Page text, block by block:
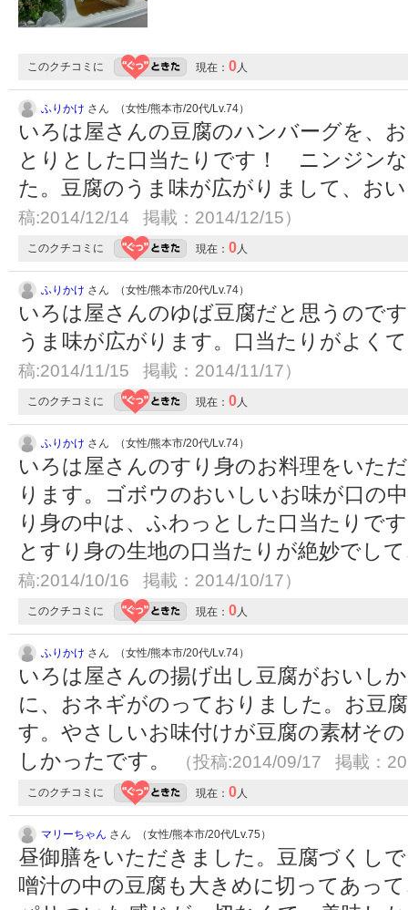
このクチコミに 現在： 0人
ふりかけ さん （女性/熊本市/20代/Lv.74）
いろは屋さんの豆腐のハンバーグを、
とりとした口当たりです！ ニンジン
た。豆腐のうま味が広がりまして、お
稿:2014/12/14 掲載：2014/12/15）
このクチコミに 現在： 0人
ふりかけ さん （女性/熊本市/20代/Lv.74）
いろは屋さんのゆば豆腐だと思うので
うま味が広がります。口当たりがよく
稿:2014/11/15 掲載：2014/11/17）
このクチコミに 現在： 0人
ふりかけ さん （女性/熊本市/20代/Lv.74）
いろは屋さんのすり身のお料理をいた
ります。ゴボウのおいしいお味が口の
り身の中は、ふわっとした口当たりで
とすり身の生地の口当たりが絶妙でし
稿:2014/10/16 掲載：2014/10/17）
このクチコミに 現在： 0人
ふりかけ さん （女性/熊本市/20代/Lv.74）
いろは屋さんの揚げ出し豆腐がおいし
に、おネギがのっておりました。お豆
す。やさしいお味付けが豆腐の素材そ
しかったです。
（投稿:2014/09/17 掲載：
このクチコミに 現在： 0人
マリーちゃん さん （女性/熊本市/20代/Lv.75）
昼御膳をいただきました。豆腐づくし
噌汁の中の豆腐も大きめに切ってあっ